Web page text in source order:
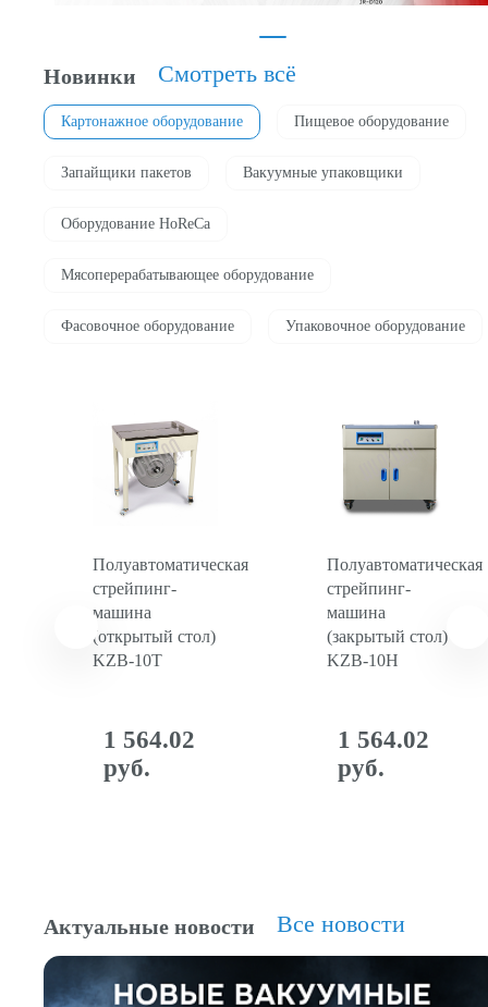
Новинки Смотреть всё
Картонажное оборудование Пищевое оборудование
Запайщики пакетов Вакуумные упаковщики
Оборудование HoReCa
Мясоперерабатывающее оборудование
Фасовочноe оборудование Упаковочное оборудование
Полуавтоматическая
стрейпинг-
машина
(открытый стол)
KZB-10T
1 564.02
руб.
Полуавтоматическая
стрейпинг-
машина
(закрытый стол)
KZB-10H
1 564.02
руб.
Актуальные новости Все новости